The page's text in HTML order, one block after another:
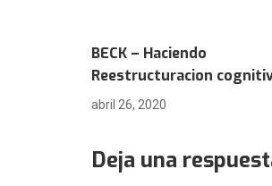
BECK – Haciendo
Reestructuracion
abril 26, 2020
Deja una